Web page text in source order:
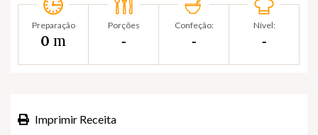
Preparação
0 m
Porções
‐
Confeção:
‐
Nível:
‐
Imprimir Receita